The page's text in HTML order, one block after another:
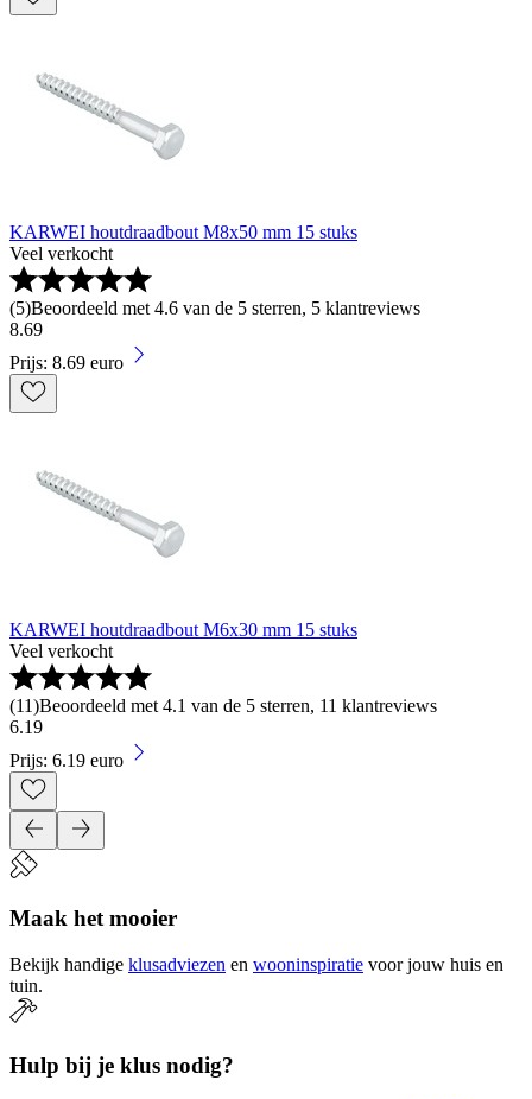
KARWEI houtdraadbout M8x50 mm 15 stuks
Veel verkocht
(5)Beoordeeld met 4.6 van de 5 sterren, 5 klantreviews
8.69
Prijs: 8.69 euro
KARWEI houtdraadbout M6x30 mm 15 stuks
Veel verkocht
(11)Beoordeeld met 4.1 van de 5 sterren, 11 klantreviews
6.19
Prijs: 6.19 euro
Maak het mooier
Bekijk handige klusadviezen en wooninspiratie voor jouw huis en
tuin.
Hulp bij je klus nodig?